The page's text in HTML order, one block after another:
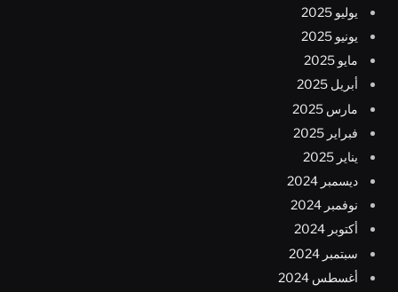
يوليو 2025
يونيو 2025
مايو 2025
أبريل 2025
مارس 2025
فبراير 2025
يناير 2025
ديسمبر 2024
نوفمبر 2024
أكتوبر 2024
سبتمبر 2024
أغسطس 2024